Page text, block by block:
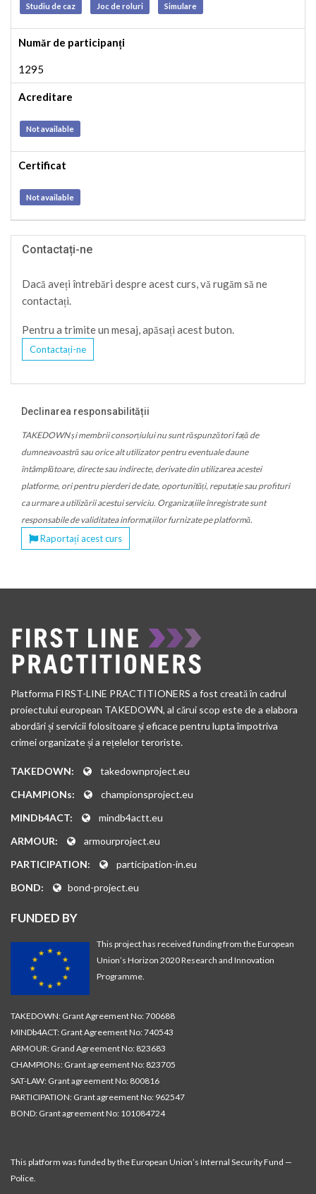
Studiu de caz Joc de roluri Simulare
Număr de participanți
1295
Acreditare
Not available
Certificat
Not available
Contactați-ne
Dacă aveți întrebări despre acest curs, vă rugăm să ne
contactați.
Pentru a trimite un mesaj, apăsați acest buton.
Contactați-ne
Declinarea responsabilității
TAKEDOWN și membrii consorțiului nu sunt răspunzători față de
dumneavoastră sau orice alt utilizator pentru eventuale daune
întâmplătoare, directe sau indirecte, derivate din utilizarea acestei
platforme, ori pentru pierderi de date, oportunități, reputație sau profituri
ca urmare a utilizării acestui serviciu. Organizațiile înregistrate sunt
responsabile de validitatea informațiilor furnizate pe platformă.
Raportați acest curs
Platforma FIRST-LINE PRACTITIONERS a fost creată în cadrul
proiectului european TAKEDOWN, al cărui scop este de a elabora
abordări și servicii folositoare și eficace pentru lupta împotriva
crimei organizate și a rețelelor teroriste.
TAKEDOWN:
takedownproject.eu
CHAMPIONs:
championsproject.eu
MINDb4ACT:
mindb4actt.eu
ARMOUR:
armourproject.eu
PARTICIPATION:
participation-in.eu
BOND:
bond-project.eu
FUNDED BY
This project has received funding from the European
Union’s Horizon 2020 Research and Innovation
Programme.
TAKEDOWN: Grant Agreement No: 700688
MINDb4ACT: Grant Agreement No: 740543
ARMOUR: Grand Agreement No: 823683
CHAMPIONs: Grant agreement No: 823705
SAT-LAW: Grant agreement No: 800816
PARTICIPATION: Grant agreement No: 962547
BOND: Grant agreement No: 101084724
This platform was funded by the European Union’s Internal Security Fund —
Police.